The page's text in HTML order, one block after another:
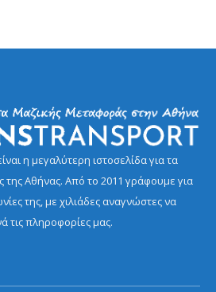
η μεγαλύτερη ιστοσελίδα για τα
Αθήνας. Από το 2011 γράφουμε για
της, με χιλιάδες αναγνώστες να
τις πληροφορίες μας.